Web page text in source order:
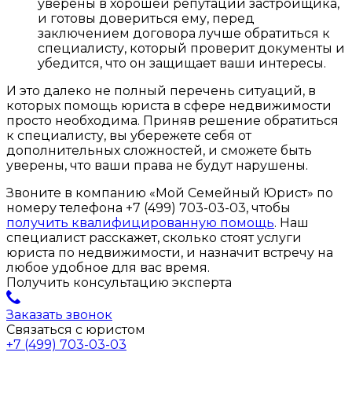
уверены в хорошей репутации застройщика,
и готовы довериться ему, перед
заключением договора лучше обратиться к
специалисту, который проверит документы и
убедится, что он защищает ваши интересы.
И это далеко не полный перечень ситуаций, в
которых помощь юриста в сфере недвижимости
просто необходима. Приняв решение обратиться
к специалисту, вы убережете себя от
дополнительных сложностей, и сможете быть
уверены, что ваши права не будут нарушены.
Звоните в компанию «Мой Семейный Юрист» по
номеру телефона +7 (499) 703-03-03, чтобы
получить квалифицированную помощь. Наш
специалист расскажет, сколько стоят услуги
юриста по недвижимости, и назначит встречу на
любое удобное для вас время.
Получить консультацию эксперта
Заказать звонок
Связаться с юристом
+7 (499) 703-03-03